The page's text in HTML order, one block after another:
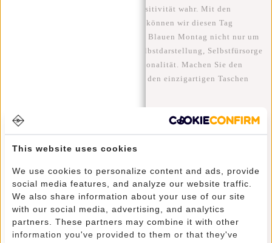
wir ihn als Tag des Stils und der Positivität wahr. Mit den
trendigen Taschen von New Rebels können wir diesen Tag
umgestalten und zeigen, dass es am Blauen Montag nicht nur um
Trübsinn geht, sondern auch um Selbstdarstellung, Selbstfürsorge
und die Kraft von Mode und Funktionalität. Machen Sie den
Blue Monday zu Ihrem Tag, um mit den einzigartigen Taschen
Kommentare
Schreibe einen Kommentar
Name:*
This website uses cookies
We use cookies to personalize content and ads, provide
social media features, and analyze our website traffic.
We also share information about your use of our site
with our social media, advertising, and analytics
partners. These partners may combine it with other
information you've provided to them or that they've